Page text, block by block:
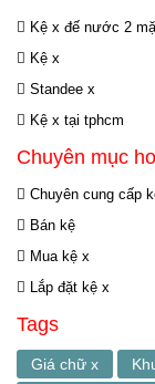
Kệ x đế nước 2
Kệ x
Standee x
Kệ x tại tphcm
Chuyên mục
Chuyên cung cấp
Bán kệ
Mua kệ x
Lắp đặt kệ x
Tags
Giá chữ x